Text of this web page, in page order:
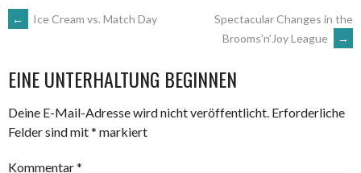
ARTIKEL-
NAVIGATION
← Ice Cream vs. Match Day
Spectacular Changes in the
Brooms’n’Joy League
→
EINE UNTERHALTUNG BEGINNEN
Deine E-Mail-Adresse wird nicht veröffentlicht. Erforderliche
Felder sind mit* markiert
Kommentar*